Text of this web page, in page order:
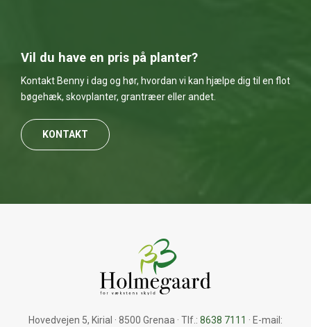
Vil du have en pris på planter?
Kontakt Benny i dag og hør, hvordan vi kan hjælpe dig til en flot
bøgehæk, skovplanter, grantræer eller andet.
KONTAKT
Hovedvejen 5, Kirial · 8500 Grenaa · Tlf.: 8638 7111 · E-mail: